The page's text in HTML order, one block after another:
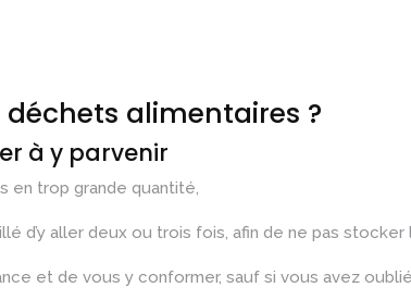
alimentaires ?
à y parvenir
trop grande quantité,
d’y aller deux ou trois fois, afin de ne pas
et de vous y conformer, sauf si vous avez